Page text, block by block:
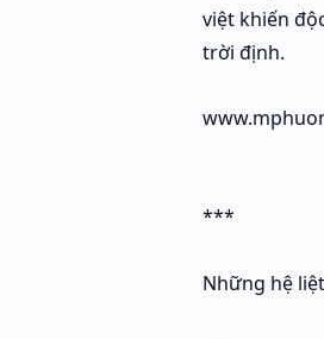
việt khiến
trời định.
***
Những hệ